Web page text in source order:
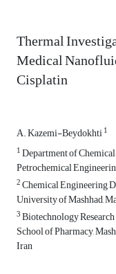
Thermal
Medical
Cisplatin
A. Kazemi-Beydokhti1
1Department of
Petrochemical
2Chemical Engineering
University of Mashhad,
3Biotechnology
School of Pharmacy,
Iran